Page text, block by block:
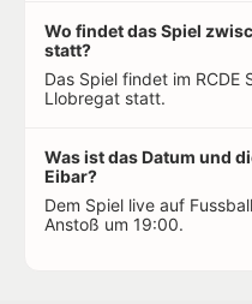
Wo findet das Spiel
statt?
Das Spiel findet im RCDE
Llobregat statt.
Was ist das Datum und
Eibar?
Dem Spiel live auf
Anstoß um 19:00.